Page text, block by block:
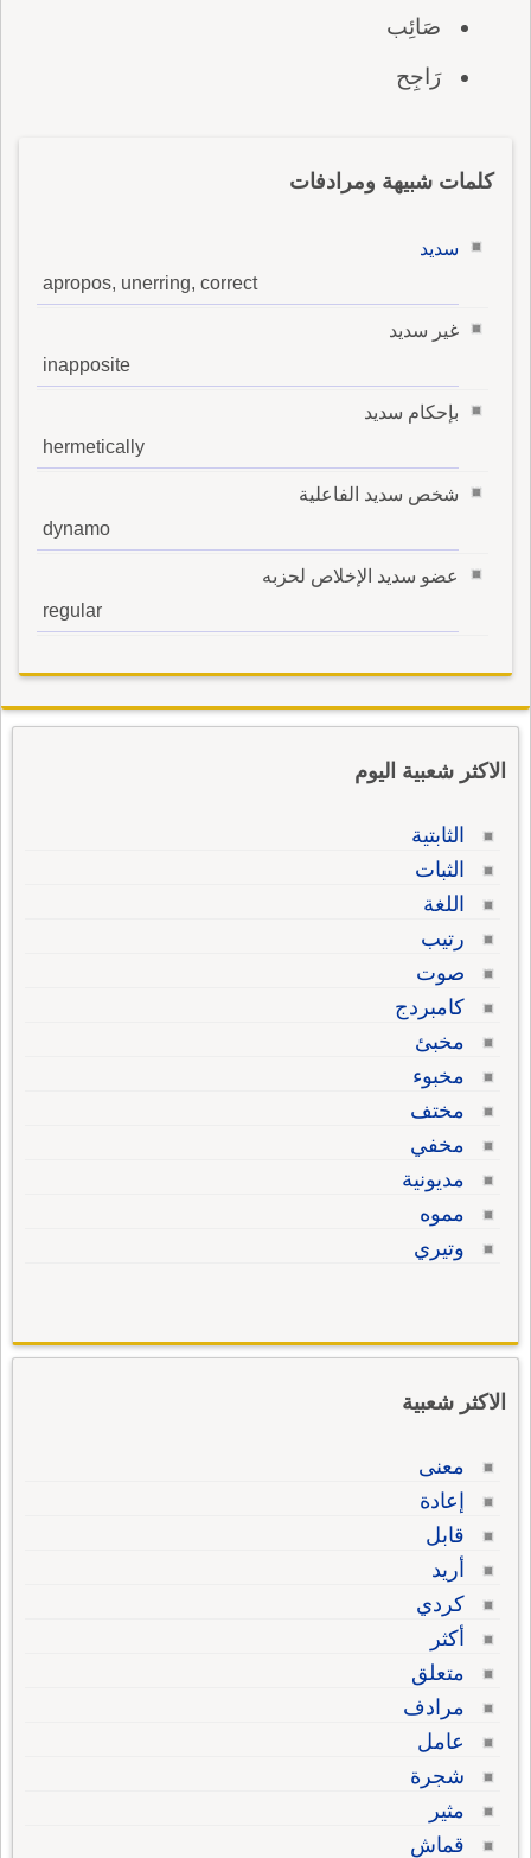
صَائِب
رَاجِح
كلمات شبيهة ومرادفات
سديد
apropos, unerring, correct
غير سديد
inapposite
بإحكام سديد
hermetically
شخص سديد الفاعلية
dynamo
عضو سديد الإخلاص لحزبه
regular
الاكثر شعبية اليوم
الثابتية
الثبات
اللغة
رتيب
صوت
كامبردج
مخبئ
مخبوء
مختف
مخفي
مديونية
مموه
وتيري
الاكثر شعبية
معنى
إعادة
قابل
أريد
كردي
أكثر
متعلق
مرادف
عامل
شجرة
مثير
قماش